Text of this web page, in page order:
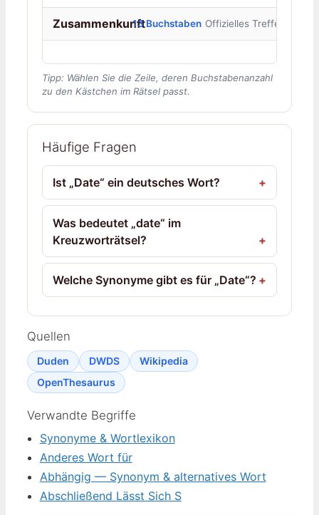
Zusammenkunft13 Buchstaben Offizielles Treffen
Tipp: Wählen Sie die Zeile, deren Buchstabenanzahl
zu den Kästchen im Rätsel passt.
Häufige Fragen
Ist „Date“ ein deutsches Wort?
Was bedeutet „date“ im
Kreuzworträtsel?
Welche Synonyme gibt es für „Date“?
Quellen
Duden DWDS
Wikipedia
OpenThesaurus
Verwandte Begriffe
Synonyme & Wortlexikon
Anderes Wort für
Abhängig — Synonym & alternatives Wort
Abschließend Lässt Sich S